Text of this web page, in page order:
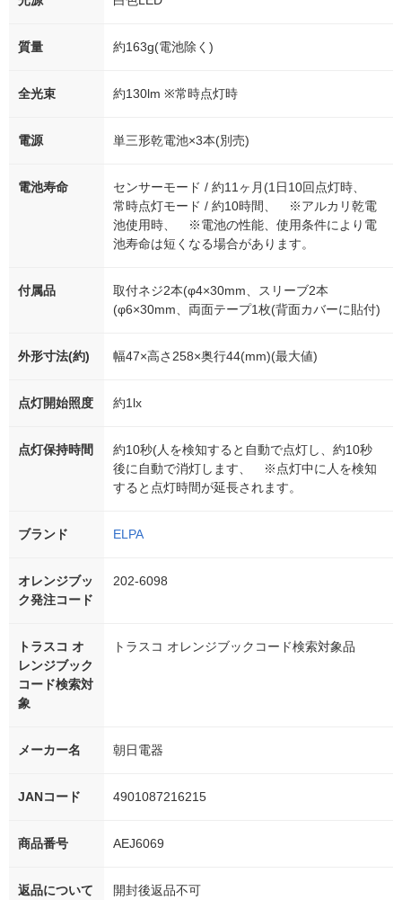
質量 約163g(電池除く)
全光束 約130lm ※常時点灯時
電源 単三形乾電池×3本(別売)
電池寿命
センサーモード / 約11ヶ月(1日10回点灯時、
常時点灯モード / 約10時間、 ※アルカリ乾電
池使用時、 ※電池の性能、使用条件により電
池寿命は短くなる場合があります。
付属品
取付ネジ2本(φ4×30mm、スリーブ2本
(φ6×30mm、両面テープ1枚(背面カバーに貼付)
外形寸法(約) 幅47×高さ258×奥行44(mm)(最大値)
点灯開始照度 約1lx
点灯保持時間
約10秒(人を検知すると自動で点灯し、約10秒
後に自動で消灯します、 ※点灯中に人を検知
すると点灯時間が延長されます。
ブランド ELPA
オレンジブッ
ク発注コード
202-6098
トラスコ オ
レンジブック
コード検索対
象
トラスコ オレンジブックコード検索対象品
メーカー名 朝日電器
JANコード 4901087216215
商品番号 AEJ6069
返品について
開封後返品不可